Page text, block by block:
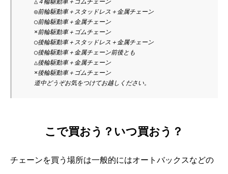
△４輪駆動車＋ゴムチェーン
◎前輪駆動車＋スタッドレス＋金属チェーン
○前輪駆動車＋金属チェーン
×前輪駆動車＋ゴムチェーン
○後輪駆動車＋スタッドレス＋金属チェーン
○後輪駆動車＋金属チェーン前後とも
△後輪駆動車＋金属チェーン
×後輪駆動車＋ゴムチェーン
こで買おう？いつ買おう？
チェーンを買う場所は一般的にはオートバックスなどの